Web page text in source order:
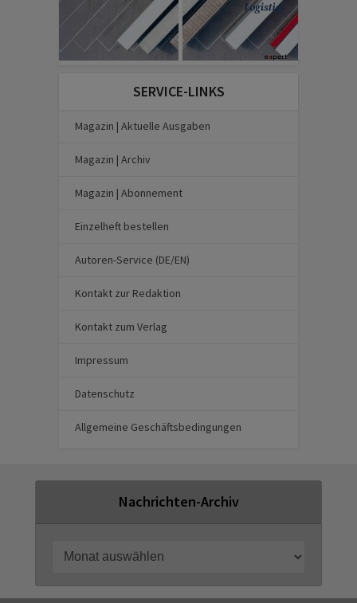
SERVICE-LINKS
Magazin | Aktuelle Ausgaben
Magazin | Archiv
Magazin | Abonnement
Einzelheft bestellen
Autoren-Service (DE/EN)
Kontakt zur Redaktion
Kontakt zum Verlag
Impressum
Datenschutz
Allgemeine Geschäftsbedingungen
Nachrichten-Archiv